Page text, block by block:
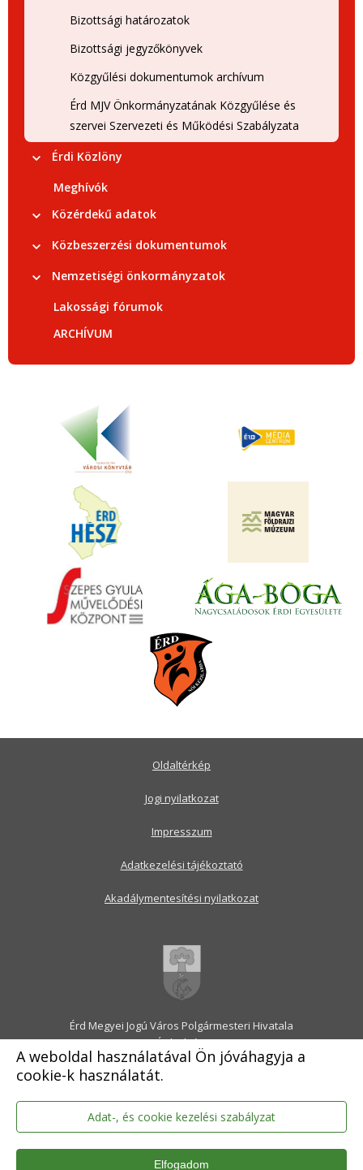
A weboldal használatával Ön jóváhagyja a
cookie-k használatát.
Adat-, és cookie kezelési szabályzat
Elfogadom
Bizottsági határozatok
Bizottsági jegyzőkönyvek
Közgyűlési dokumentumok archívum
Érd MJV Önkormányzatának Közgyűlése és
szervei Szervezeti és Működési Szabályzata
Érdi Közlöny
Meghívók
Közérdekű adatok
Közbeszerzési dokumentumok
Nemzetiségi önkormányzatok
Lakossági fórumok
ARCHÍVUM
Érd Megyei Jogú Város Polgármesteri Hivatala
2030 Érd, Alsó utca 1.
Levélcím: 2031 Érd, Pf.: 31
E-mail:onkormanyzat@erd.hu
Telefonközpont:06-23-522-300
Ügyfélszolgálat:06-23-522-301
Hivatali Kapu: ERDPH
KRID szám: 707189964
Oldaltérkép
Jogi nyilatkozat
Impresszum
Adatkezelési tájékoztató
Akadálymentesítési nyilatkozat